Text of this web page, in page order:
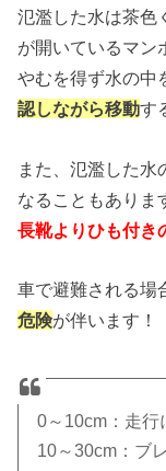
氾濫した水は茶色
が開いているマン
やむを得ず水の中
認しながら移動す
また、氾濫した水
なることもありま
長靴よりひも付き
車で避難される場
危険が伴います！
0～10cm：走行
10～30cm：ブ